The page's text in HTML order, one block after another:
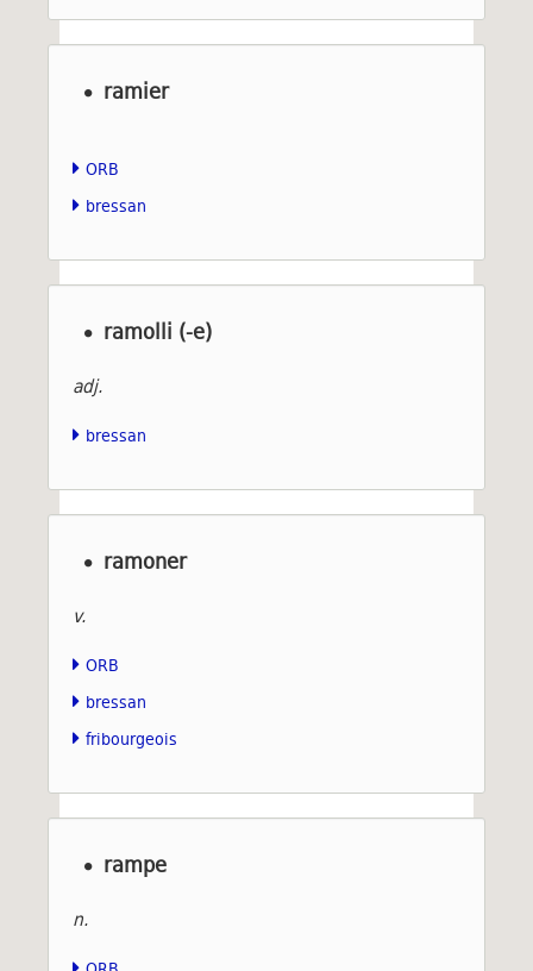
ramier
ORB
bressan
ramolli (-e)
adj.
bressan
ramoner
v.
ORB
bressan
fribourgeois
rampe
n.